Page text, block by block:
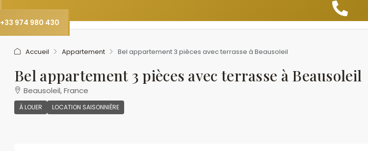
+33 974 980 430
Accueil Appartement Bel appartement 3 pièces avec terrasse à Beausoleil
Bel appartement 3 pièces avec terrasse à Beausoleil
Beausoleil, France
À LOUER LOCATION SAISONNIÈRE